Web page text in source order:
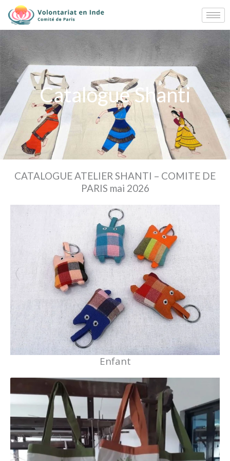
Aller
au
contenu
Catalogue Shanti
CATALOGUE ATELIER SHANTI – COMITE DE
PARIS mai 2026
Enfant